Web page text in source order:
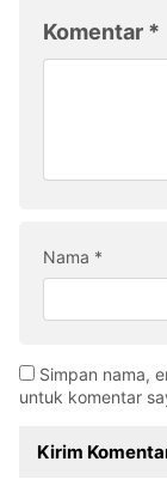
Komentar *
Nama *
Simpan nama,
untuk komentar